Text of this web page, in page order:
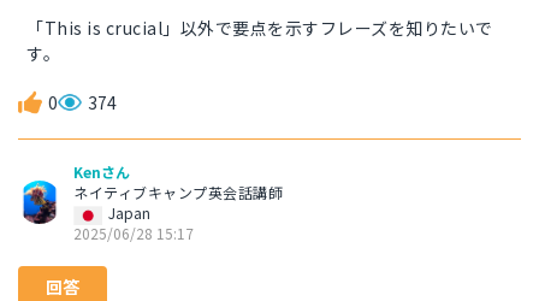
「This is crucial」以外で要点を示すフレーズを知りたいで
す。
0 374
Kenさん
ネイティブキャンプ英会話講師
Japan
2025/06/28 15:17
回答